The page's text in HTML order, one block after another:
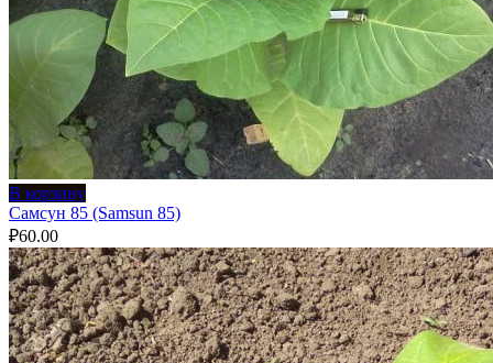
В корзину
Самсун 85 (Samsun 85)
₽60.00